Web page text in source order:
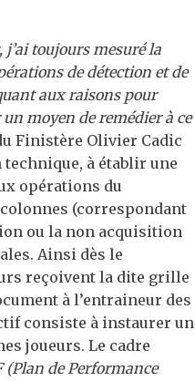
toujours mesuré la
de détection et de
aux raisons pour
moyen de remédier à ce
Finistère Olivier Cadic
à établir une
opérations du
(correspondant
ou la non acquisition
Ainsi dès le
reçoivent la dite grille
à l’entraineur des
consiste à instaurer un
joueurs. Le cadre
(Plan de Performance